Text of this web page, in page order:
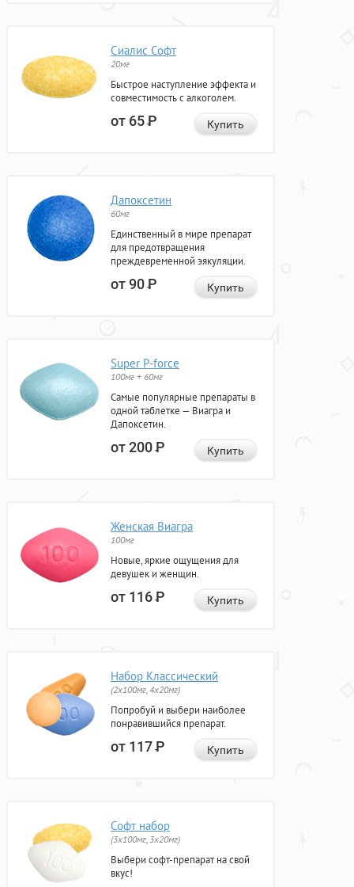
Сиалис Софт
20мг
Быстрое наступление эффекта и
совместимость с алкоголем.
от 65Р Купить
Дапоксетин
60мг
Единственный в мире препарат
для предотвращения
преждевременной эякуляции.
от 90Р Купить
Super P-force
100мг + 60мг
Самые популярные препараты в
одной таблетке — Виагра и
Дапоксетин.
от 200Р Купить
Женская Виагра
100мг
Новые, яркие ощущения для
девушек и женщин.
от 116Р Купить
Набор Классический
(2x100мг, 4x20мг)
Попробуй и выбери наиболее
понравившийся препарат.
от 117Р Купить
Софт набор
(3x100мг, 3x20мг)
Выбери софт-препарат на свой
вкус!